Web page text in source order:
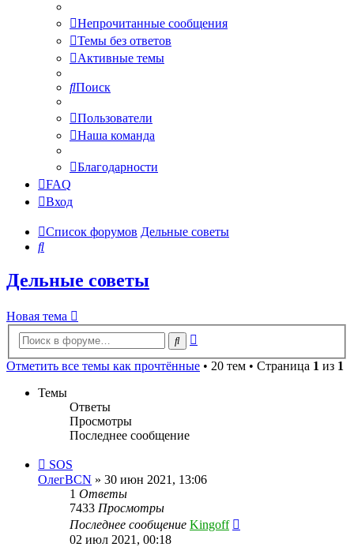
Непрочитанные сообщения
Темы без ответов
Активные темы
Поиск
Пользователи
Наша команда
Благодарности
FAQ
Вход
Список форумов Дельные советы
Поиск
Дельные советы
Новая тема
Поиск
Отметить все темы как прочтённые • 20 тем • Страница 1 из 1
Темы
Ответы
Просмотры
Последнее сообщение
SOS
ОлегBCN » 30 июн 2021, 13:06
1 Ответы
7433 Просмотры
Последнее сообщение Kingoff
02 июл 2021, 00:18